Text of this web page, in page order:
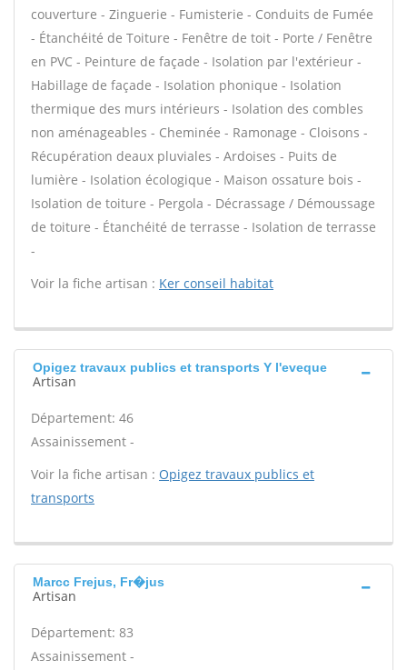
couverture - Zinguerie - Fumisterie - Conduits de Fumée
- Étanchéité de Toiture - Fenêtre de toit - Porte / Fenêtre
en PVC - Peinture de façade - Isolation par l'extérieur -
Habillage de façade - Isolation phonique - Isolation
thermique des murs intérieurs - Isolation des combles
non aménageables - Cheminée - Ramonage - Cloisons -
Récupération deaux pluviales - Ardoises - Puits de
lumière - Isolation écologique - Maison ossature bois -
Isolation de toiture - Pergola - Décrassage / Démoussage
de toiture - Étanchéité de terrasse - Isolation de terrasse
-
Voir la fiche artisan : Ker conseil habitat
Opigez travaux publics et transports Y l'eveque
Artisan
Département: 46
Assainissement -
Voir la fiche artisan : Opigez travaux publics et
transports
Marcc Frejus, Fr�jus
Artisan
Département: 83
Assainissement -